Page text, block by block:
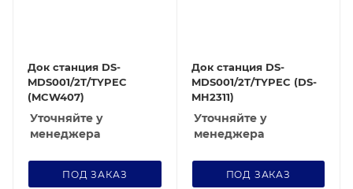
Док станция DS-
MDS001/2T/TYPEC
(MCW407)
Уточняйте у
менеджера
ПОД ЗАКАЗ
Док станция DS-
MDS001/2T/TYPEC (DS-
MH2311)
Уточняйте у
менеджера
ПОД ЗАКАЗ